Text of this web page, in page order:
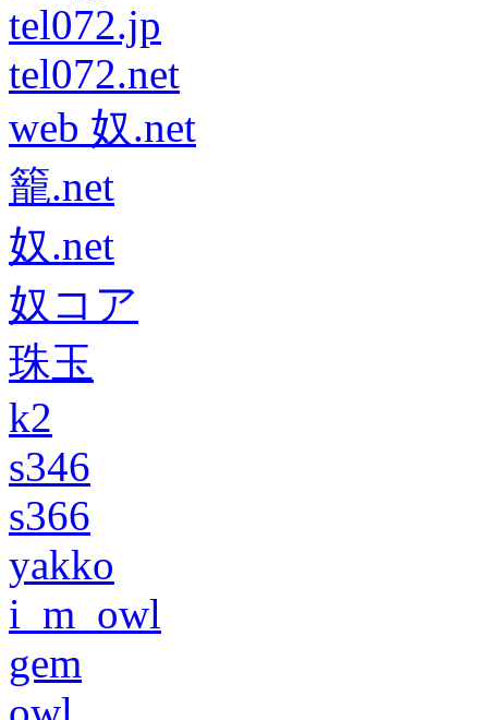
tel072.jp
tel072.net
web 奴.net
籠.net
奴.net
奴コア
珠玉
k2
s346
s366
yakko
i_m_owl
gem